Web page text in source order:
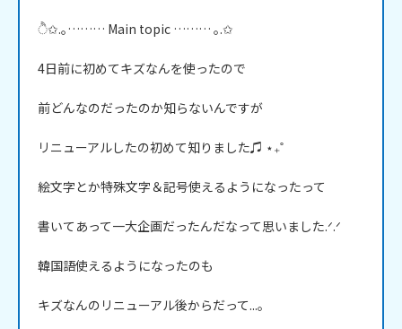
ੈ✩.｡……… Main topic ……… ｡.✩
4日前に初めてキズなんを使ったので
前どんなのだったのか知らないんですが
リニューアルしたの初めて知りました♫ ⋆₊˚
絵文字とか特殊文字＆記号使えるようになったって
書いてあって一大企画だったんだなって思いました.ᐟ.ᐟ
韓国語使えるようになったのも
キズなんのリニューアル後からだって...。